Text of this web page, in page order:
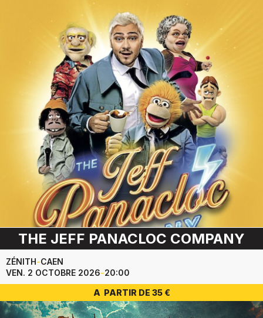
THE JEFF PANACLOC COMPANY
ZÉNITH-CAEN
VEN. 2 OCTOBRE 2026-20:00
A PARTIR DE 35 €